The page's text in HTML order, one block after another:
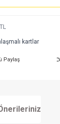
kartlar
Paylaş